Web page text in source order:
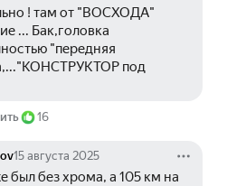
! там от "ВОСХОДА"
... Бак,головка
"передняя
под
16
15 августа 2025
был без хрома, а 105 км на